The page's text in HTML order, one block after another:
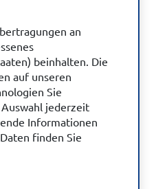
an
beinhalten. Die
auf unseren
Sie
jederzeit
Informationen
finden Sie